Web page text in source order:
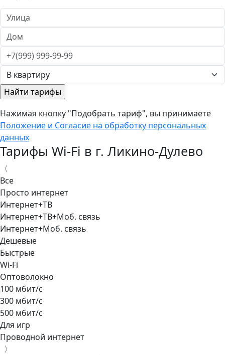
Нажимая кнопку "Подобрать тариф", вы принимаете
Положение и Согласие на обработку персональных
данных
Тарифы Wi-Fi в г. Ликино-Дулево
〈
Все
Просто интернет
Интернет+ТВ
Интернет+ТВ+Моб. связь
Интернет+Моб. связь
Дешевые
Быстрые
Wi-Fi
Оптоволокно
100 мбит/с
300 мбит/с
500 мбит/с
Для игр
Проводной интернет
〉